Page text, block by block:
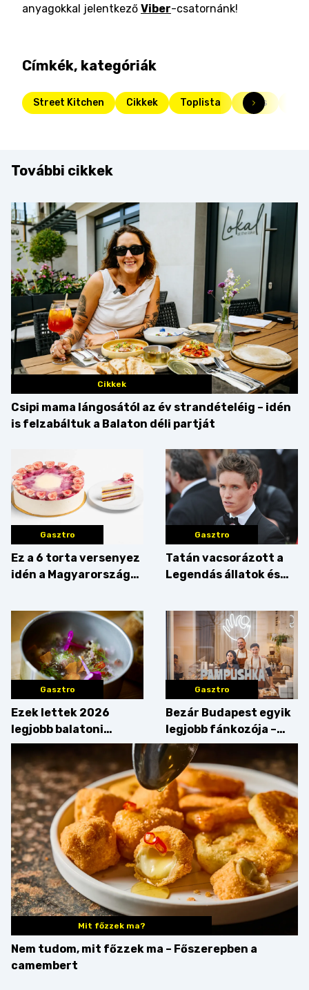
anyagokkal jelentkező Viber-csatornánk!
Címkék, kategóriák
Street Kitchen Cikkek Toplista Friss
További cikkek
Cikkek
Csipi mama lángosától az év strandételéig – idén
is felzabáltuk a Balaton déli partját
Gasztro
Ez a 6 torta versenyez
idén a Magyarország
Gasztro
Tatán vacsorázott a
Legendás állatok és
Gasztro
Ezek lettek 2026
legjobb balatoni
strandételei –
végigkóstoltuk a
győzteseket
Gasztro
Bezár Budapest egyik
legjobb fánkozója –
búcsúzik a Pampushka
Mit főzzek ma?
Nem tudom, mit főzzek ma – Főszerepben a
camembert